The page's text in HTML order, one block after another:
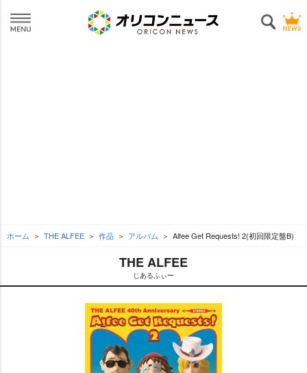
ホーム THE ALFEE 作品 アルバム Alfee Get Requests! 2(初回限定盤B)
THE ALFEE
じあるふぃー